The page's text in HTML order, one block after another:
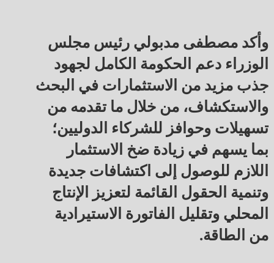
وأكد مصطفى مدبولي رئيس مجلس
الوزراء دعم الحكومة الكامل لجهود
جذب مزيد من الاستثمارات في البحث
والاستكشاف، من خلال ما تقدمه من
تسهيلات وحوافز للشركاء الدوليين؛
بما يسهم في زيادة ضخ الاستثمار
اللازم للوصول إلى اكتشافات جديدة
وتنمية الحقول القائمة لتعزيز الإنتاج
المحلي وتقليل الفاتورة الاستيرادية
من الطاقة.